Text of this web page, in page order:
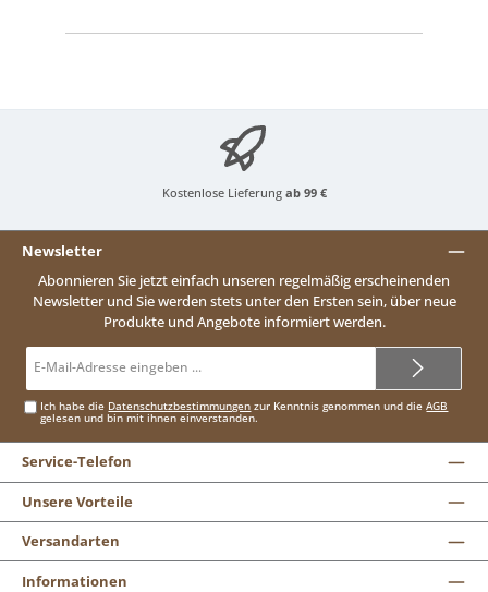
Kostenlose Lieferung ab 99 €
Newsletter
Abonnieren Sie jetzt einfach unseren regelmäßig erscheinenden
Newsletter und Sie werden stets unter den Ersten sein, über neue
Produkte und Angebote informiert werden.
Mail-
Ich habe die Datenschutzbestimmungen zur Kenntnis genommen und dieAGB
gelesen und bin mit ihnen einverstanden.
Service-Telefon
Unsere Vorteile
Versandarten
Informationen